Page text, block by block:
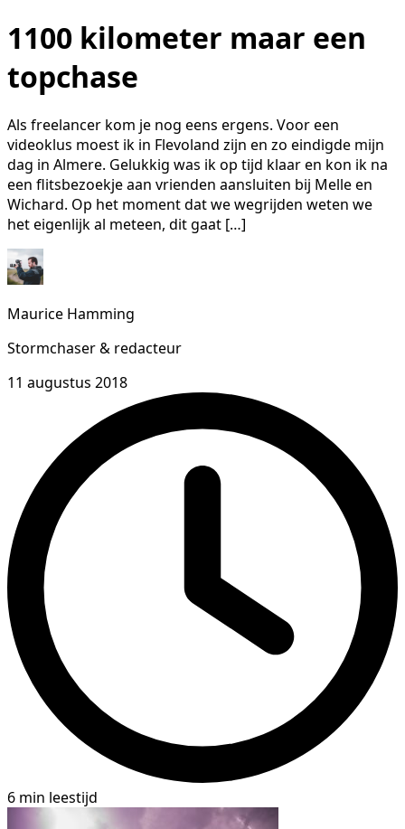
1100 kilometer maar een
topchase
Als freelancer kom je nog eens ergens. Voor een
videoklus moest ik in Flevoland zijn en zo eindigde mijn
dag in Almere. Gelukkig was ik op tijd klaar en kon ik na
een flitsbezoekje aan vrienden aansluiten bij Melle en
Wichard. Op het moment dat we wegrijden weten we
het eigenlijk al meteen, dit gaat […]
Maurice Hamming
Stormchaser & redacteur
11 augustus 2018
6 min leestijd